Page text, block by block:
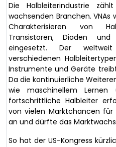
Die Halbleiterindustrie
wachsenden Branchen.
Charakterisieren von
Transistoren, Dioden und
eingesetzt. Der
verschiedenen
Instrumente und Geräte
Da die kontinuierliche
wie maschinellem Lernen
fortschrittliche Halbleiter
von vielen Marktchancen für
an und dürfte das
So hat der US-Kongress